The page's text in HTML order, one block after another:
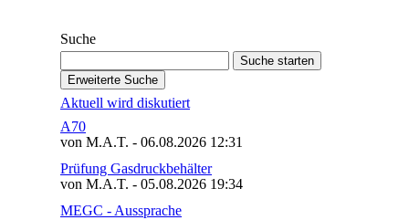
Suche
Aktuell wird diskutiert
A70
von M.A.T. - 06.08.2026 12:31
Prüfung Gasdruckbehälter
von M.A.T. - 05.08.2026 19:34
MEGC - Aussprache